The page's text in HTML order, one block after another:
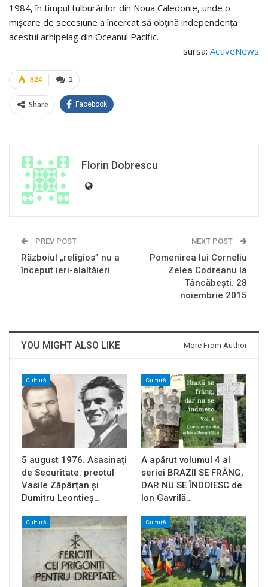
1984, în timpul tulburărilor din Noua Caledonie, unde o
mișcare de secesiune a încercat să obțină independența
acestui arhipelag din Oceanul Pacific.
sursa: ActiveNews
1
824
Share Facebook
Florin Dobrescu
PREV POST
Războiul „religios” nu a
început ieri-alaltăieri
NEXT POST
Pomenirea lui Corneliu
Zelea Codreanu la
Tâncăbeşti. 28
noiembrie 2015
YOU MIGHT ALSO LIKE More From Author
Cultură
5 august 1976. Asasinați
de Securitate: preotul
Vasile Zăpârțan și
Dumitru Leontieș…
Cultură
A apărut volumul 4 al
seriei BRAZII SE FRÂNG,
DAR NU SE ÎNDOIESC de
Ion Gavrilă…
Cultură Cultură